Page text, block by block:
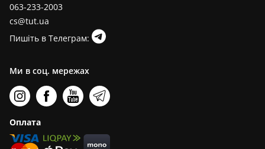
063-233-2003
cs@tut.ua
Пишіть в Телеграм:
Ми в соц. мережах
Оплата